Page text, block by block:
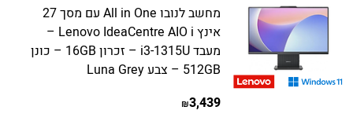
מחשב לנובו All in One עם מסך 27
אינץ Lenovo IdeaCentre AIO i –
מעבד i3-1315U – זכרון 16GB – כונן
512GB – צבע Luna Grey
3,439
₪